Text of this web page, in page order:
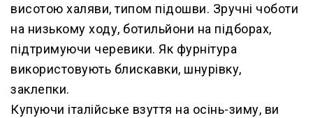
висотою халяви, типом підошви. Зручні чоботи
на низькому ходу, ботильйони на підборах,
підтримуючи черевики. Як фурнітура
використовують блискавки, шнурівку,
заклепки.
Купуючи італійське взуття на осінь-зиму, ви